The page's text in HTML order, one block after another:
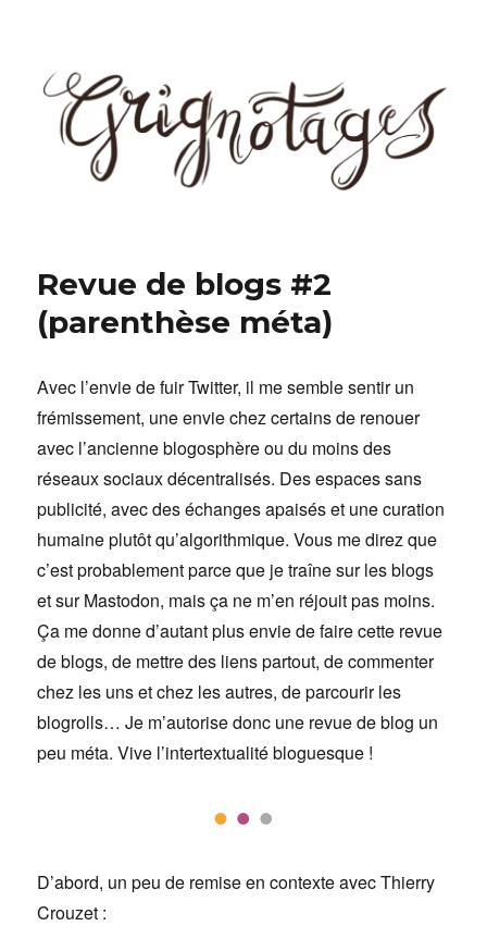
Revue de blogs #2
(parenthèse méta)
Avec l’envie de fuir Twitter, il me semble sentir un
frémissement, une envie chez certains de renouer
avec l’ancienne blogosphère ou du moins des
réseaux sociaux décentralisés. Des espaces sans
publicité, avec des échanges apaisés et une curation
humaine plutôt qu’algorithmique. Vous me direz que
c’est probablement parce que je traîne sur les blogs
et sur Mastodon, mais ça ne m’en réjouit pas moins.
Ça me donne d’autant plus envie de faire cette revue
de blogs, de mettre des liens partout, de commenter
chez les uns et chez les autres, de parcourir les
blogrolls… Je m’autorise donc une revue de blog un
peu méta. Vive l’intertextualité bloguesque !
D’abord, un peu de remise en contexte avec Thierry
Crouzet :